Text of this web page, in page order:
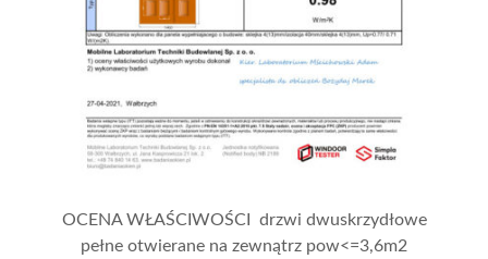
OCENA WŁAŚCIWOŚCI drzwi dwuskrzydłowe
pełne otwierane na zewnątrz pow<=3,6m2